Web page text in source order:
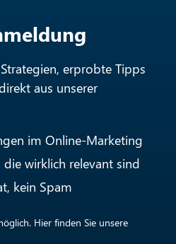
erprobte Tipps
aus unserer
im Online-Marketing
wirklich relevant sind
kein Spam
Hier finden Sie unsere